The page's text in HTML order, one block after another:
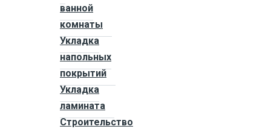
ванной
комнаты
Укладка
напольных
покрытий
Укладка
ламината
Строительство